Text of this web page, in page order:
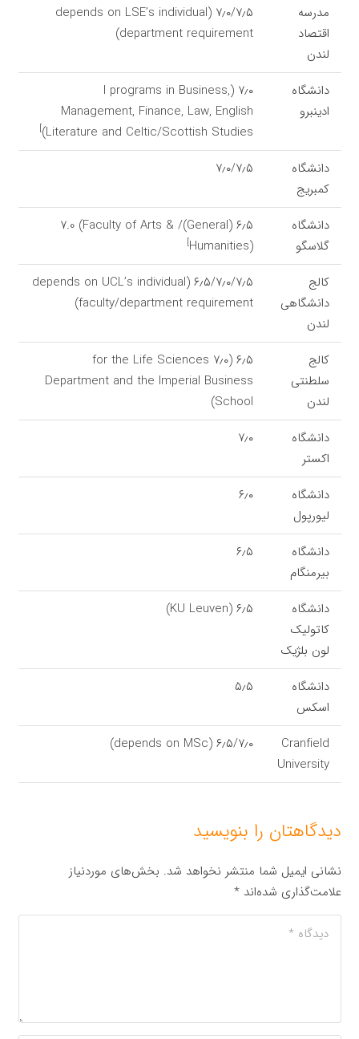
مدرسه
اقتصاد
لندن
۷٫۰/۷٫۵ (depends on LSE’s individual
department requirement)
دانشگاه
ادینبرو
۷٫۰ (l programs in Business,
Management, Finance, Law, English
Literature and Celtic/Scottish Studies)
]
دانشگاه
کمبریج
۷٫۰/۷٫۵
دانشگاه
گلاسگو
۶٫۵ (General)/ 7.0 (Faculty of Arts &
Humanities)
]
کالج
دانشگاهی
لندن
۶٫۵/۷٫۰/۷٫۵ (depends on UCL’s individual
faculty/department requirement)
کالج
سلطنتی
لندن
۶٫۵ (۷٫۰ for the Life Sciences
Department and the Imperial Business
School)
دانشگاه
اکستر
۷٫۰
دانشگاه
لیورپول
۶٫۰
دانشگاه
بیرمنگام
۶٫۵
دانشگاه
کاتولیک
لون بلژیک
۶٫۵ (KU Leuven)
دانشگاه
اسکس
۵٫۵
Cranfield
University
۶٫۵/۷٫۰ (depends on MSc)
دیدگاهتان را بنویسید
نشانی ایمیل شما منتشر نخواهد شد. بخش‌های موردنیاز
علامت‌گذاری شده‌اند*